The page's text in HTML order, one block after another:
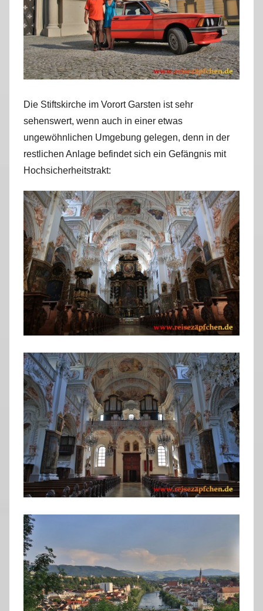
Die Stiftskirche im Vorort Garsten ist sehr
sehenswert, wenn auch in einer etwas
ungewöhnlichen Umgebung gelegen, denn in der
restlichen Anlage befindet sich ein Gefängnis mit
Hochsicherheitstrakt: